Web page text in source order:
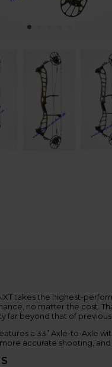
NXT takes the highest-
no matter the cost.
far beyond that of previous
a 33” Axle-to-Axle
accurate shooting,